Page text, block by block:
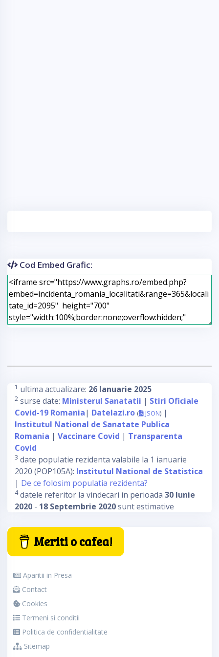
Cod Embed Grafic:
1 ultima actualizare: 26 Ianuarie 2025
2 surse date: Ministerul Sanatatii | Stiri Oficiale
Covid-19 Romania| Datelazi.ro ( JSON) |
Institutul National de Sanatate Publica
Romania | Vaccinare Covid | Transparenta
Covid
3 date populatie rezidenta valabile la 1 ianuarie
2020 (POP105A): Institutul National de Statistica
| De ce folosim populatia rezidenta?
4datele referitor la vindecari in perioada 30 Iunie
2020 - 18 Septembrie 2020sunt estimative
Meriti o cafea!
Aparitii in Presa
Contact
Cookies
Termeni si conditii
Politica de confidentialitate
Sitemap